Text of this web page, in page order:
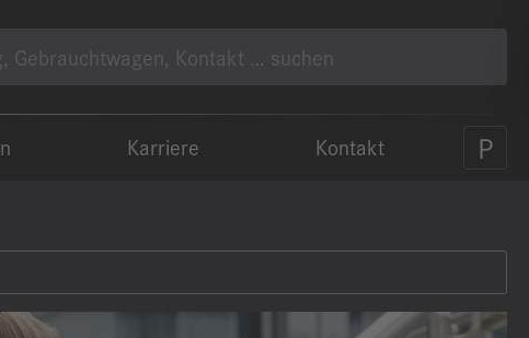
Karriere Kontakt